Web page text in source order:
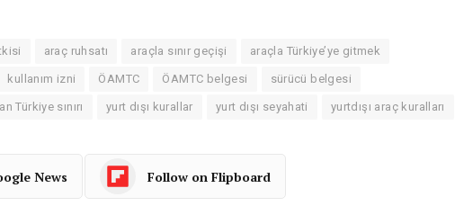
araç ruhsatı araçla sınır geçişi araçla Türkiye’ye gitmek
kullanım izni ÖAMTC ÖAMTC belgesi sürücü belgesi
Türkiye sınırı yurt dışı kurallar yurt dışı seyahati yurtdışı araç kuralları
News Follow on Flipboard